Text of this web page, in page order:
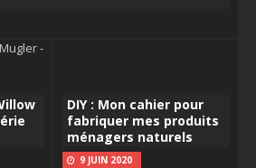
DIY : Mon cahier pour
fabriquer mes produits
ménagers naturels
9 JUIN 2020